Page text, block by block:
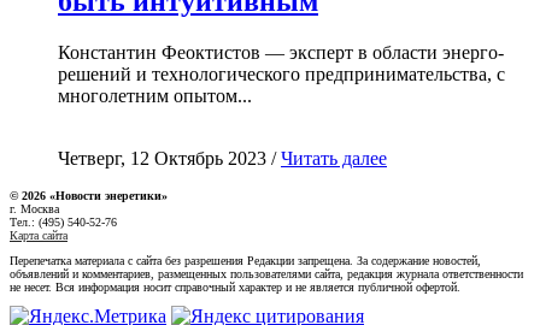
Константин Феоктистов — эксперт в области энерго-
решений и технологического предпринимательства, с
многолетним опытом...
Четверг, 12 Октябрь 2023 /Читать далее
© 2026 «Новости энеретики»
г. Москва
Тел.: (495) 540-52-76
Карта сайта
Перепечатка материала с сайта без разрешения Редакции запрещена. За содержание новостей,
объявлений и комментариев, размещенных пользователями сайта, редакция журнала ответственности
не несет. Вся информация носит справочный характер и не является публичной офертой.